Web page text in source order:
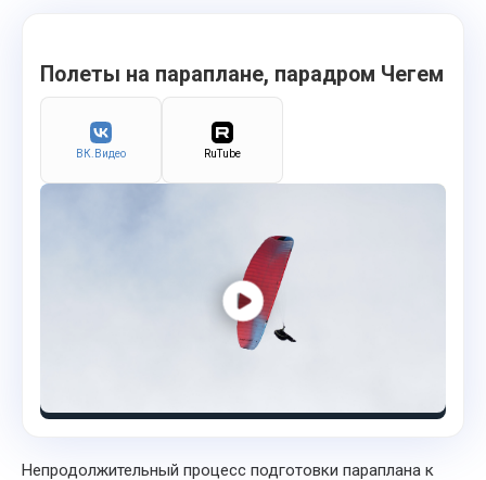
Полеты на параплане, парадром Чегем
ВК.Видео RuTube
Непродолжительный процесс подготовки параплана к